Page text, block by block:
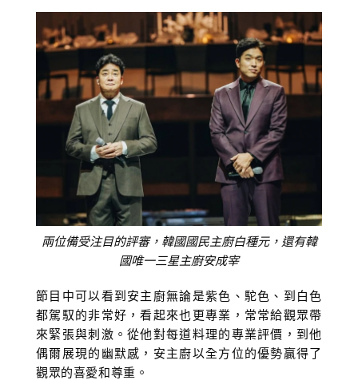
兩位備受注目的評審，韓國國民主廚白種元，還有韓
國唯一三星主廚安成宰
節目中可以看到安主廚無論是紫色、駝色、到白色
都駕馭的非常好，看起來也更專業，常常給觀眾帶
來緊張與刺激。從他對每道料理的專業評價，到他
偶爾展現的幽默感，安主廚以全方位的優勢贏得了
觀眾的喜愛和尊重。